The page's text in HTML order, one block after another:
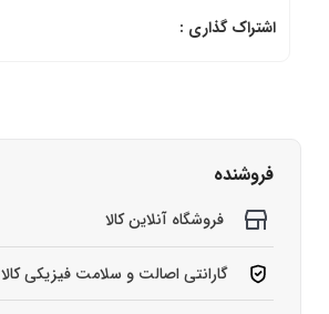
اشتراک گذاری :
فروشنده
فروشگاه آنلاین کالا
گارانتی اصالت و سلامت فیزیکی کالا